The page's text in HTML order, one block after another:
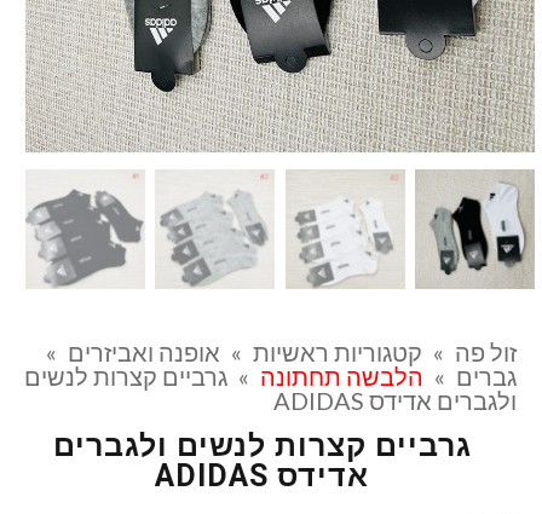
זול פה » קטגוריות ראשיות » אופנה ואביזרים »
גברים » הלבשה תחתונה » גרביים קצרות לנשים
ולגברים אדידס ADIDAS
גרביים קצרות לנשים ולגברים
אדידס ADIDAS